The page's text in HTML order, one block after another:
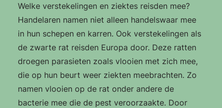
Welke verstekelingen en ziektes reisden mee?
Handelaren namen niet alleen handelswaar mee
in hun schepen en karren. Ook verstekelingen als
de zwarte rat reisden Europa door. Deze ratten
droegen parasieten zoals vlooien met zich mee,
die op hun beurt weer ziekten meebrachten. Zo
namen vlooien op de rat onder andere de
bacterie mee die de pest veroorzaakte. Door